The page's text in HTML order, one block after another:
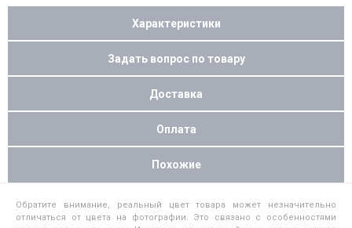
Характеристики
Задать вопрос по товару
Доставка
Оплата
Похожие
Обратите внимание, реальный цвет товара может незначительно
отличаться от цвета на фотографии. Это связано с особенностями